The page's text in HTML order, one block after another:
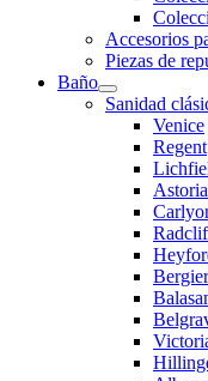
Accesorios
Piezas de
Baño
Sanidad
Venice
Regent
Bergier